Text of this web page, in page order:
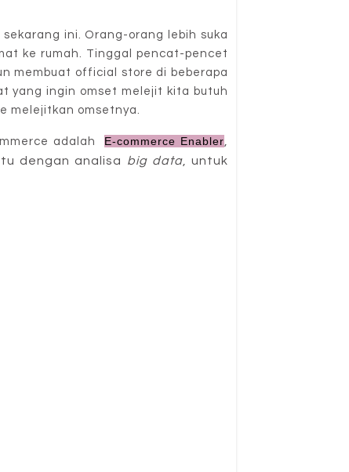
ini. Orang-orang lebih suka
ke rumah. Tinggal pencat-pencet
membuat official store di beberapa
yang ingin omset melejit kita butuh
melejitkan omsetnya.
adalah E-commerce Enabler,
dengan analisa
big data, untuk